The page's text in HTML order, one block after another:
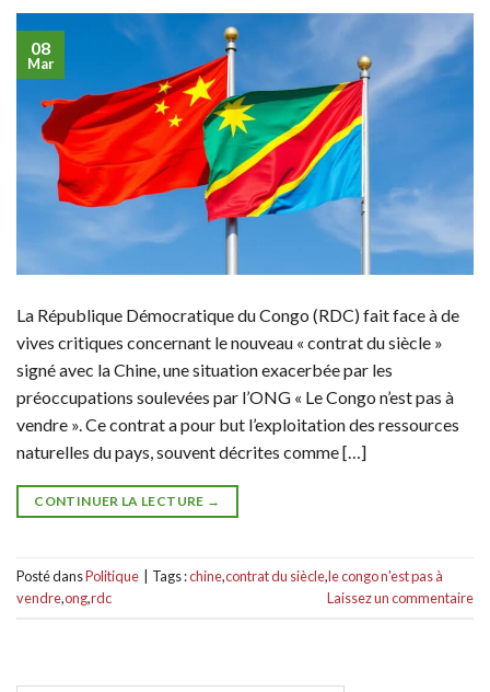
08
Mar
La République Démocratique du Congo (RDC) fait face à de
vives critiques concernant le nouveau « contrat du siècle »
signé avec la Chine, une situation exacerbée par les
préoccupations soulevées par l’ONG « Le Congo n’est pas à
vendre ». Ce contrat a pour but l’exploitation des ressources
naturelles du pays, souvent décrites comme […]
CONTINUER LA LECTURE →
Posté dansPolitique Tags :chine,contrat du siècle,le congo n'est pas à
vendre,ong,rdc Laissez un commentaire